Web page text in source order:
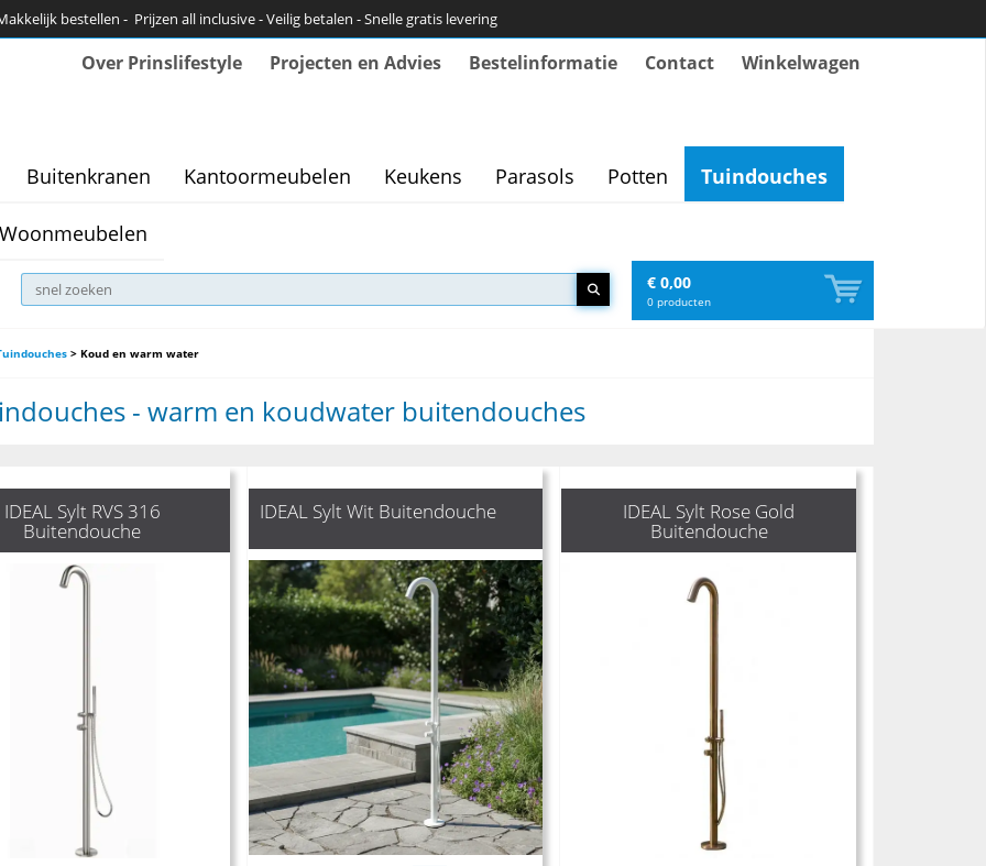
bestellen - Prijzen all inclusive - Veilig betalen - Snelle gratis levering
Over Prinslifestyle Projecten en Advies Bestelinformatie Contact Winkelwagen
Buitenkranen Kantoormeubelen Keukens Parasols Potten Tuindouches
Woonmeubelen
€ 0,00
0 producten
> Koud en warm water
- warm en koudwater buitendouches
IDEAL Sylt RVS 316
Buitendouche
IDEAL Sylt Wit Buitendouche IDEAL Sylt Rose Gold
Buitendouche